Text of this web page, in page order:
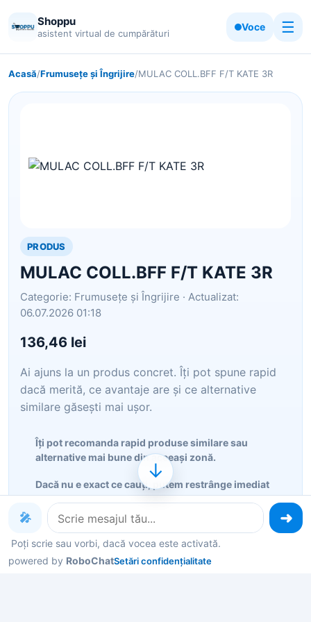
Shoppu
asistent virtual de cumpărături
Voce ☰
Acasă/Frumusețe și Îngrijire/MULAC COLL.BFF F/T KATE 3R
PRODUS
MULAC COLL.BFF F/T KATE 3R
Categorie: Frumusețe și Îngrijire · Actualizat:
06.07.2026 01:18
136,46 lei
Ai ajuns la un produs concret. Îți pot spune rapid
dacă merită, ce avantaje are și ce alternative
similare găsești mai ușor.
Îți pot recomanda rapid produse similare sau
alternative mai bune din aceeași zonă.
Dacă nu e exact ce cauți, putem restrânge imediat
opțiunile în funcție de preț, utilizare sau stil.
Poți deschide oferta din magazin sau poți continua
aici conversația pentru comparații și recomandări.
🎤
Poți scrie sau vorbi, dacă vocea este activată.
powered by RoboChatSetări confidențialitate
↓